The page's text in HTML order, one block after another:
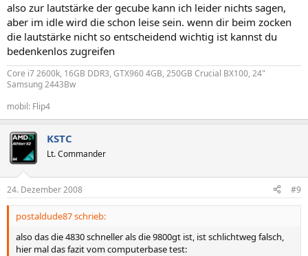
also zur lautstärke der gecube kann ich leider nichts sagen,
aber im idle wird die schon leise sein. wenn dir beim zocken
die lautstärke nicht so entscheidend wichtig ist kannst du
bedenkenlos zugreifen
Core i7 2600k, 16GB DDR3, GTX960 4GB, 250GB Crucial BX100, 24"
Samsung 2443Bw
mobil: Flip4
KSTC
Lt. Commander
24. Dezember 2008 #9
postaldude87 schrieb:
also das die 4830 schneller als die 9800gt ist, ist schlichtweg falsch,
hier mal das fazit vom computerbase test: